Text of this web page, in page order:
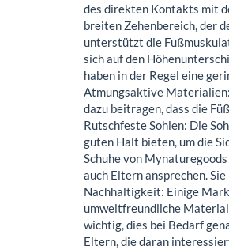
des direkten Kontakts mit
breiten Zehenbereich, der
unterstützt die
sich auf den
haben in der Regel eine
Atmungsaktive
dazu beitragen, dass die
Rutschfeste Sohlen: Die
guten Halt bieten, um die
Schuhe von
auch Eltern ansprechen.
Nachhaltigkeit: Einige
umweltfreundliche
wichtig, dies bei Bedarf
Eltern, die daran